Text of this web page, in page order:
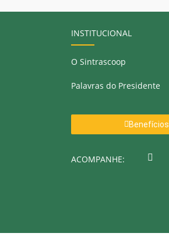
INSTITUCIONAL
O Sintrascoop
Palavras do Presidente
Benefícios
ACOMPANHE: